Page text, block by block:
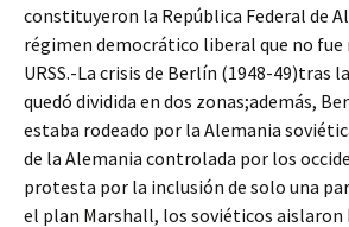
constituyeron la República Federal de
régimen democrático liberal que no fue
URSS.-La crisis de Berlín (1948-49)tras
quedó dividida en dos zonas;además,
estaba rodeado por la Alemania
de la Alemania controlada por los
protesta por la inclusión de solo una
el plan Marshall, los soviéticos aislaron